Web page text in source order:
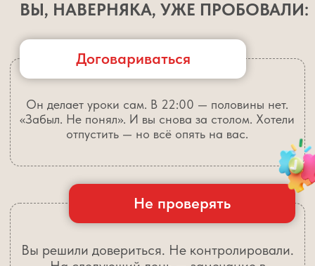
Дать больше свободы
Вы не вмешивались. В итоге 21:00 — уроки
даже не начаты. Он уже устал, делает
из последних сил, не соображает. Ложится
спать поздно. И без вас опять ничего
Не давить и быть спокойной
Мотивировать по-хорошему
примеры. Поддерживали. В ответ — «мне
это не нужно» и пустая тетрадь.